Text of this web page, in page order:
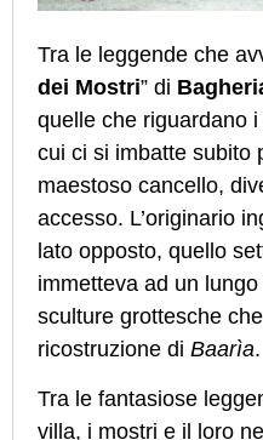
Tra le leggende che
dei Mostri” di
quelle che riguardano i
cui ci si imbatte subito
maestoso cancello,
accesso. L’originario
lato opposto, quello
immetteva ad un
sculture grottesche
ricostruzione di Baarìa.
Tra le fantasiose
villa, i mostri e il loro